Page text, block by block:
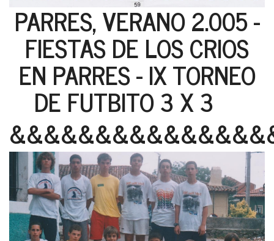
PARRES, VERANO 2.005 -
FIESTAS DE LOS CRIOS
EN PARRES - IX TORNEO
DE FUTBITO 3 X 3